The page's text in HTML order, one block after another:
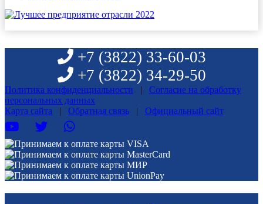
+7 (3822) 33-60-03
+7 (3822) 34-29-50
Политика конфиденциальности |
Согласие на обработку
персональных данных
Карта сайта
| Обратная связь | Официальный сайт